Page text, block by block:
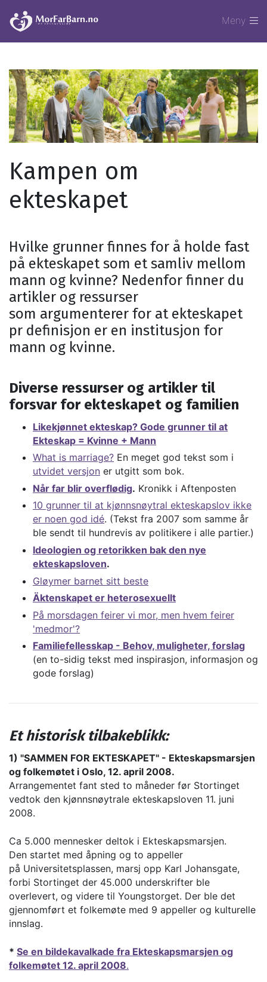
Meny
Kampen om
ekteskapet
Hvilke grunner finnes for å holde fast
på ekteskapet som et samliv mellom
mann og kvinne? Nedenfor finner du
artikler og ressurser
som argumenterer for at ekteskapet
pr definisjon er en institusjon for
mann og kvinne.
Diverse ressurser og artikler til
forsvar for ekteskapet og familien
Likekjønnet ekteskap? Gode grunner til at
Ekteskap = Kvinne + Mann
What is marriage? En meget god tekst som i
utvidet versjon er utgitt som bok.
Når far blir overflødig. Kronikk i Aftenposten
10 grunner til at kjønnsnøytral ekteskapslov ikke
er noen god idé. (Tekst fra 2007 som samme år
ble sendt til hundrevis av politikere i alle partier.)
Ideologien og retorikken bak den nye
ekteskapsloven.
Gløymer barnet sitt beste
Äktenskapet er heterosexuellt
På morsdagen feirer vi mor, men hvem feirer
'medmor'?
Familiefellesskap - Behov, muligheter, forslag
(en to-sidig tekst med inspirasjon, informasjon og
gode forslag)
Et historisk tilbakeblikk:
1) "SAMMEN FOR EKTESKAPET" - Ekteskapsmarsjen
og folkemøtet i Oslo, 12. april 2008.
Arrangementet fant sted to måneder før Stortinget
vedtok den kjønnsnøytrale ekteskapsloven 11. juni
2008.
Ca 5.000 mennesker deltok i Ekteskapsmarsjen.
Den startet med åpning og to appeller
på Universitetsplassen, marsj opp Karl Johansgate,
forbi Stortinget der 45.000 underskrifter ble
overlevert, og videre til Youngstorget. Der ble det
gjennomført et folkemøte med 9 appeller og kulturelle
innslag.
* Se en bildekavalkade fra Ekteskapsmarsjen og
folkemøtet 12. april 2008.